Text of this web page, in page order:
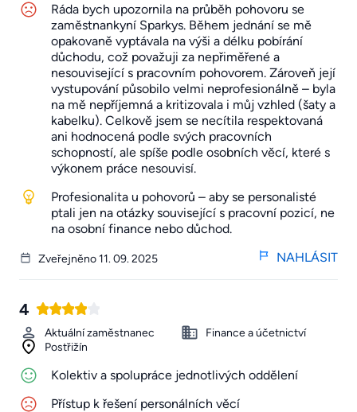
Ráda bych upozornila na průběh pohovoru se
zaměstnankyní Sparkys. Během jednání se mě
opakovaně vyptávala na výši a délku pobírání
důchodu, což považuji za nepřiměřené a
nesouvisející s pracovním pohovorem. Zároveň její
vystupování působilo velmi neprofesionálně – byla
na mě nepříjemná a kritizovala i můj vzhled (šaty a
kabelku). Celkově jsem se necítila respektovaná
ani hodnocená podle svých pracovních
schopností, ale spíše podle osobních věcí, které s
výkonem práce nesouvisí.
Profesionalita u pohovorů – aby se personalisté
ptali jen na otázky související s pracovní pozicí, ne
na osobní finance nebo důchod.
Zveřejněno 11. 09. 2025 NAHLÁSIT
4
Aktuální zaměstnanec
Finance a účetnictví
Postřižín
Kolektiv a spolupráce jednotlivých oddělení
Přístup k řešení personálních věcí